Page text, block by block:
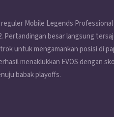
Mobile Legends
Pertandingan besar langsung
untuk mengamankan posisi di
menaklukkan EVOS dengan
babak playoffs.